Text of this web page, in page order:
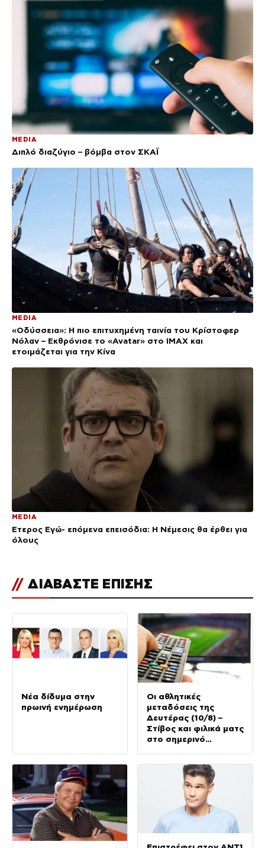
MEDIA
Διπλό διαζύγιο – βόμβα στον ΣΚΑΪ
MEDIA
«Οδύσσεια»: Η πιο επιτυχημένη ταινία του Κρίστοφερ
Νόλαν – Εκθρόνισε το «Avatar» στο IMAX και
ετοιμάζεται για την Κίνα
MEDIA
Έτερος Εγώ- επόμενα επεισόδια: Η Νέμεσις θα έρθει για
όλους
// ΔΙΑΒΑΣΤΕ ΕΠΙΣΗΣ
Νέα δίδυμα στην
πρωινή ενημέρωση
Οι αθλητικές
μεταδόσεις της
Δευτέρας (10/8) –
Στίβος και φιλικά ματς
στο σημερινό